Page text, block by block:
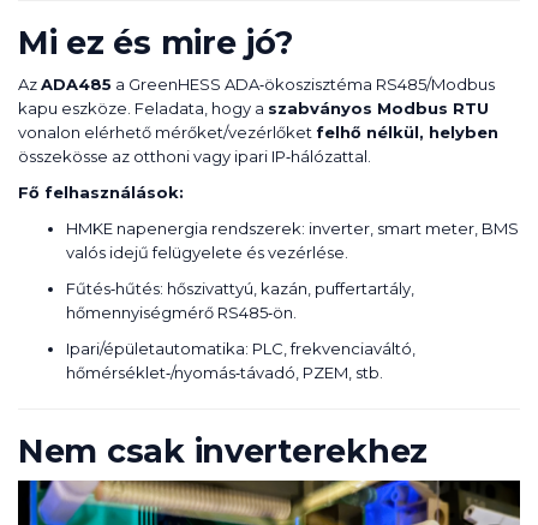
Mi ez és mire jó?
AzADA485 a GreenHESS ADA‑ökoszisztéma RS485/Modbus
kapu eszköze. Feladata, hogy a szabványos Modbus RTU
vonalon elérhető mérőket/vezérlőket felhő nélkül, helyben
összekösse az otthoni vagy ipari IP‑hálózattal.
Fő felhasználások:
HMKE napenergia rendszerek: inverter, smart meter, BMS
valós idejű felügyelete és vezérlése.
Fűtés‑hűtés: hőszivattyú, kazán, puffertartály,
hőmennyiségmérő RS485‑ön.
Ipari/épületautomatika: PLC, frekvenciaváltó,
hőmérséklet‑/nyomás‑távadó, PZEM, stb.
Nem csak inverterekhez